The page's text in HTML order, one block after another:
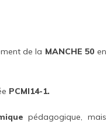
de la MANCHE 50 en
PCMI14-1.
pédagogique, mais